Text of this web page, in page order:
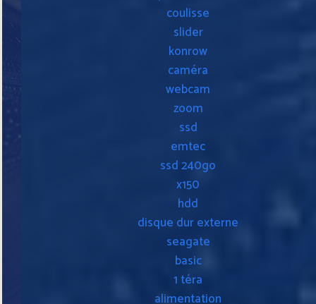
coulisse
slider
konrow
caméra
webcam
zoom
ssd
emtec
ssd 240go
x150
hdd
disque dur externe
seagate
basic
1 téra
alimentation